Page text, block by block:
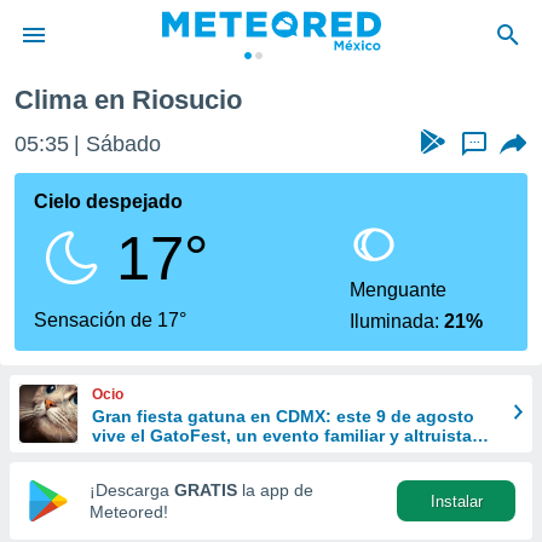
de
ha sido
calidad.
a este
las
y
forma
digital
basada
Clima en Riosucio
05:35 Sábado ...
Cielo despejado
17°
Sensación de 17°
Menguante
Iluminada:21%
Ocio
Gran fiesta gatuna en CDMX: este 9 de agosto
vive el GatoFest, un evento familiar y altruista
¡Descarga GRATIS la app de
Meteored!
Instalar